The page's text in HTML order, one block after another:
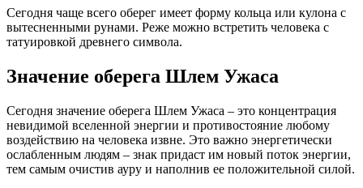
Сегодня чаще всего оберег имеет форму кольца или кулона с
вытесненными рунами. Реже можно встретить человека с
татуировкой древнего символа.
Значение оберега Шлем Ужаса
Сегодня значение оберега Шлем Ужаса – это концентрация
невидимой вселенной энергии и противостояние любому
воздействию на человека извне. Это важно энергетически
ослабленным людям – знак придаст им новый поток энергии,
тем самым очистив ауру и наполнив ее положительной силой.